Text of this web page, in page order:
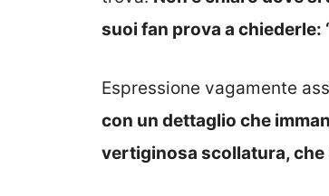
suoi fan prova a chiederle:
Espressione vagamente
con un dettaglio che
vertiginosa scollatura, che